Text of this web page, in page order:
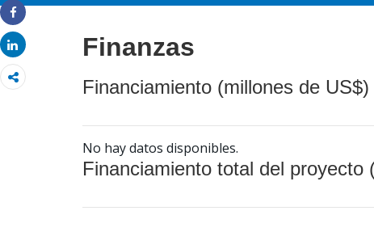
Share
Share
Finanzas
Financiamiento (millones de US$)
No hay datos disponibles.
Financiamiento total del proyecto